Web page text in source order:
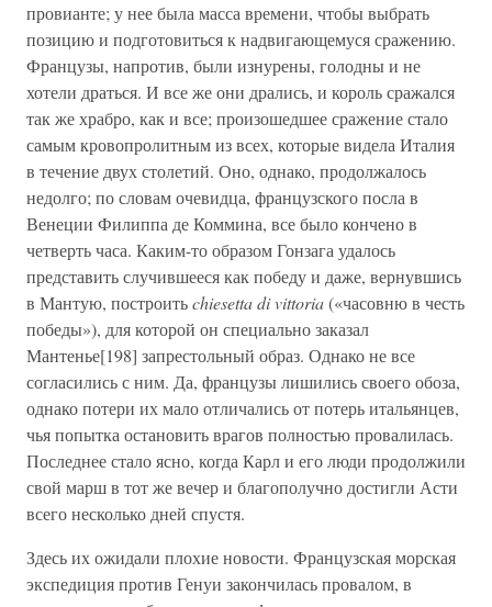
провианте; у нее была масса времени, чтобы выбрать
позицию и подготовиться к надвигающемуся сражению.
Французы, напротив, были изнурены, голодны и не
хотели драться. И все же они дрались, и король сражался
так же храбро, как и все; произошедшее сражение стало
самым кровопролитным из всех, которые видела Италия
в течение двух столетий. Оно, однако, продолжалось
недолго; по словам очевидца, французского посла в
Венеции Филиппа де Коммина, все было кончено в
четверть часа. Каким-то образом Гонзага удалось
представить случившееся как победу и даже, вернувшись
в Мантую, построитьchiesetta di vittoria(«часовню в честь
победы»), для которой он специально заказал
Мантенье[198] запрестольный образ. Однако не все
согласились с ним. Да, французы лишились своего обоза,
однако потери их мало отличались от потерь итальянцев,
чья попытка остановить врагов полностью провалилась.
Последнее стало ясно, когда Карл и его люди продолжили
свой марш в тот же вечер и благополучно достигли Асти
всего несколько дней спустя.
Здесь их ожидали плохие новости. Французская морская
экспедиция против Генуи закончилась провалом, в